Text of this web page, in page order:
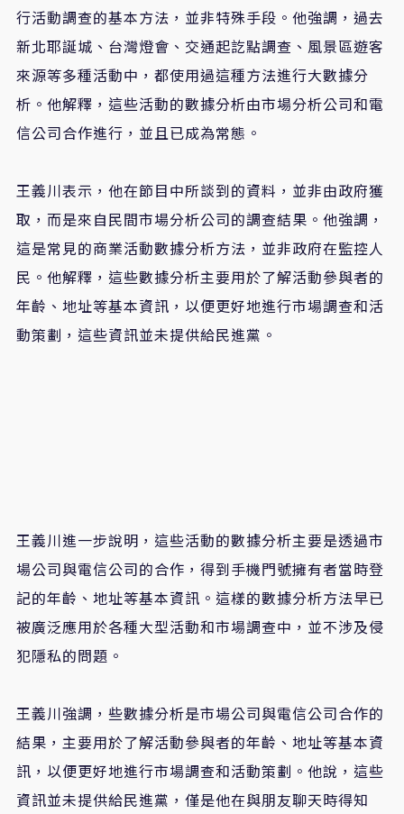
行活動調查的基本方法，並非特殊手段。他強調，過去
新北耶誕城、台灣燈會、交通起訖點調查、風景區遊客
來源等多種活動中，都使用過這種方法進行大數據分
析。他解釋，這些活動的數據分析由市場分析公司和電
信公司合作進行，並且已成為常態。
王義川表示，他在節目中所談到的資料，並非由政府獲
取，而是來自民間市場分析公司的調查結果。他強調，
這是常見的商業活動數據分析方法，並非政府在監控人
民。他解釋，這些數據分析主要用於了解活動參與者的
年齡、地址等基本資訊，以便更好地進行市場調查和活
動策劃，這些資訊並未提供給民進黨。
王義川進一步說明，這些活動的數據分析主要是透過市
場公司與電信公司的合作，得到手機門號擁有者當時登
記的年齡、地址等基本資訊。這樣的數據分析方法早已
被廣泛應用於各種大型活動和市場調查中，並不涉及侵
犯隱私的問題。
王義川強調，些數據分析是市場公司與電信公司合作的
結果，主要用於了解活動參與者的年齡、地址等基本資
訊，以便更好地進行市場調查和活動策劃。他說，這些
資訊並未提供給民進黨，僅是他在與朋友聊天時得知